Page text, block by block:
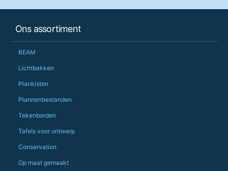
Ons assortiment
BEAM
Lichtbakken
Plankisten
Plannenbestanden
Tekenborden
Tafels voor ontwerp
Conservation
Op maat gemaakt